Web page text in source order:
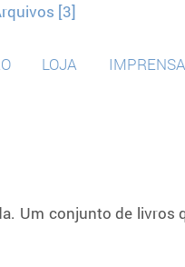
[3]
LOJA IMPRENSA
Um conjunto de